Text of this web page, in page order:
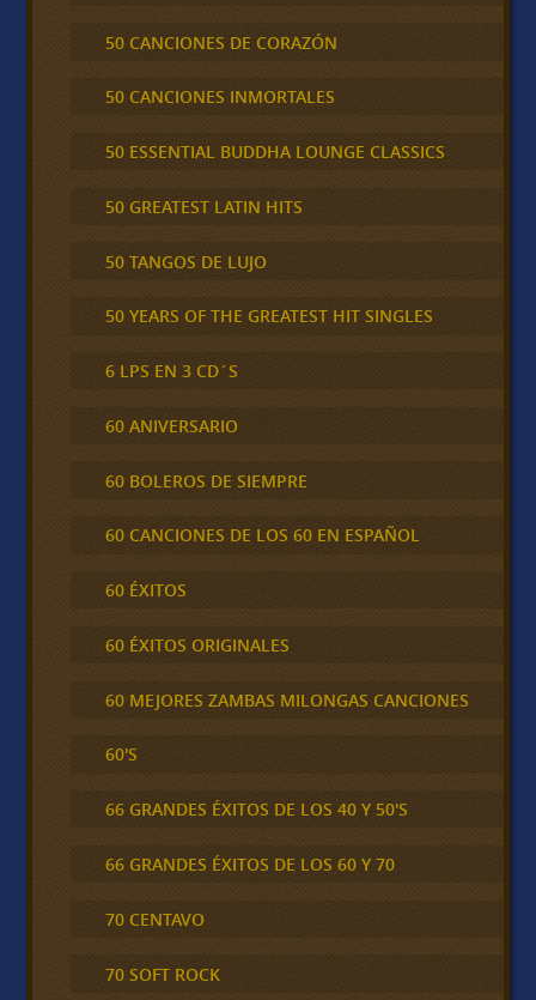
50 CANCIONES DE CORAZÓN
50 CANCIONES INMORTALES
50 ESSENTIAL BUDDHA LOUNGE CLASSICS
50 GREATEST LATIN HITS
50 TANGOS DE LUJO
50 YEARS OF THE GREATEST HIT SINGLES
6 LPS EN 3 CD´S
60 ANIVERSARIO
60 BOLEROS DE SIEMPRE
60 CANCIONES DE LOS 60 EN ESPAÑOL
60 ÉXITOS
60 ÉXITOS ORIGINALES
60 MEJORES ZAMBAS MILONGAS CANCIONES
60'S
66 GRANDES ÉXITOS DE LOS 40 Y 50'S
66 GRANDES ÉXITOS DE LOS 60 Y 70
70 CENTAVO
70 SOFT ROCK